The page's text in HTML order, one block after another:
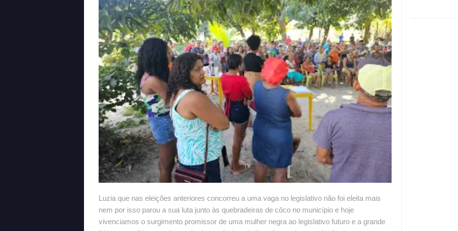
Luzia que nas eleições anteriores concorreu a uma vaga no legislativo não foi eleita mais
nem por isso parou a sua luta junto às quebradeiras de côco no município e hoje
vivenciamos o surgimento promissor de uma mulher negra ao legislativo futuro e a grande